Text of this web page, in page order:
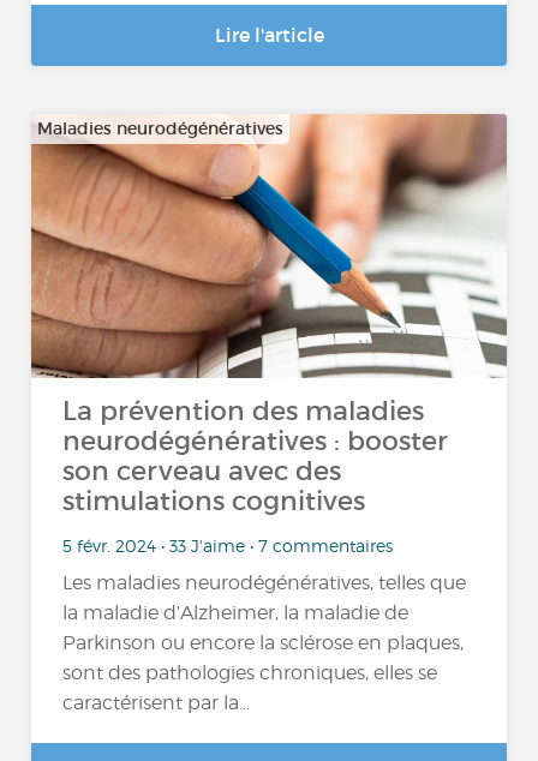
Lire l'article
Maladies neurodégénératives
La prévention des maladies
neurodégénératives : booster
son cerveau avec des
stimulations cognitives
5 févr. 2024 • 33 J'aime • 7 commentaires
Les maladies neurodégénératives, telles que
la maladie d’Alzheimer, la maladie de
Parkinson ou encore la sclérose en plaques,
sont des pathologies chroniques, elles se
caractérisent par la...